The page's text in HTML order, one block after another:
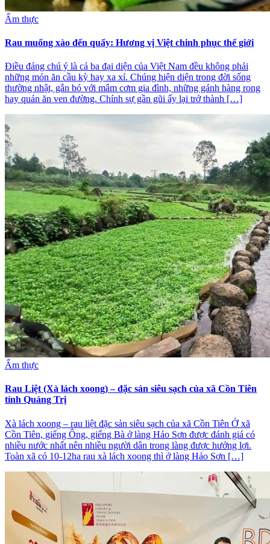
Ẩm thực
Rau muống xào đến quẩy: Hương vị Việt chinh phục thế giới
Điều đáng chú ý là cả ba đại diện của Việt Nam đều không phải
những món ăn cầu kỳ hay xa xỉ. Chúng hiện diện trong đời sống
thường nhật, gắn bó với mâm cơm gia đình, những gánh hàng rong
hay quán ăn ven đường. Chính sự gần gũi ấy lại trở thành […]
Ẩm thực
Rau Liệt (Xà lách xoong) – đặc sản siêu sạch của xã Cồn Tiên
tỉnh Quảng Trị
Xà lách xoong – rau liệt đặc sản siêu sạch của xã Cồn Tiên Ở xã
Cồn Tiên, giếng Ông, giếng Bà ở làng Hảo Sơn được đánh giá có
nhiều nước nhất nên nhiều người dân trong làng được hưởng lợi.
Toàn xã có 10-12ha rau xà lách xoong thì ở làng Hảo Sơn […]